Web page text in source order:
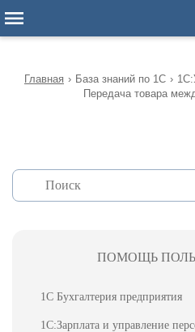
Главная › База знаний по 1С ›
Передача товара
ПОМОЩЬ
1С Бухгалтерия предприятия
1С:Зарплата и управление